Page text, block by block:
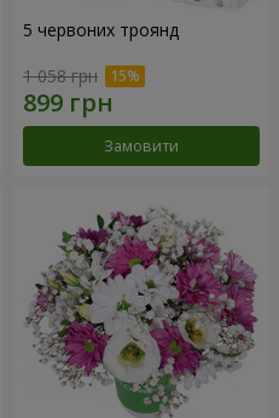
5 червоних троянд
1 058 грн
Замовити